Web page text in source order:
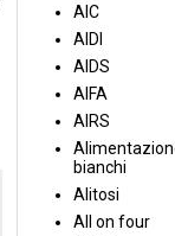
AIC
AIDI
AIDS
AIFA
AIRS
bianchi
Alitosi
All on four